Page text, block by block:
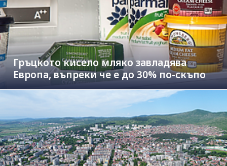
Гръцкото кисело мляко завладява
Европа, въпреки че е до 30% по-скъпо